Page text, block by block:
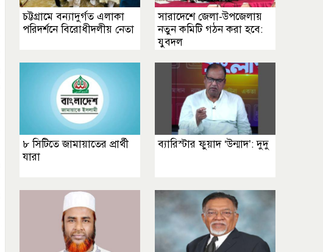
চট্টগ্রামে বন্যাদুর্গত এলাকা
পরিদর্শনে বিরোধীদলীয় নেতা
সারাদেশে জেলা-উপজেলায়
নতুন কমিটি গঠন করা হবে:
যুবদল
৮ সিটিতে জামায়াতের প্রার্থী
যারা
ব্যারিস্টার ফুয়াদ ‘উন্মাদ’: দুদু